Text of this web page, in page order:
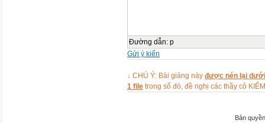
Đường dẫn: p
Gửi ý kiến
↓ CHÚ Ý: Bài giảng này được nén lại
1 file trong số đó, đề nghị các thầy cô
Bản